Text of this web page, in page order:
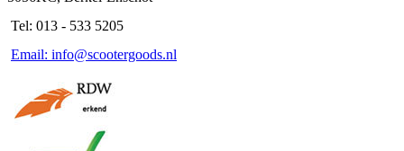
Tel: 013 - 533 5205
Email: info@scootergoods.nl